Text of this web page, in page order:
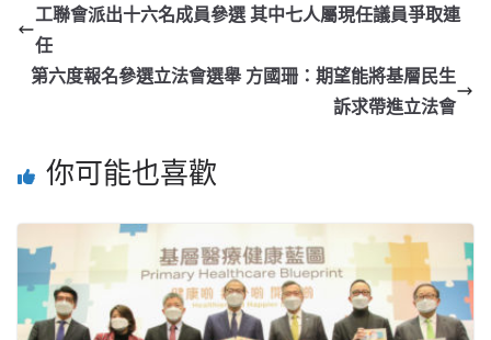
工聯會派出十六名成員參選 其中七人屬現任議員爭取連
任
第六度報名參選立法會選舉 方國珊：期望能將基層民生
訴求帶進立法會
你可能也喜歡